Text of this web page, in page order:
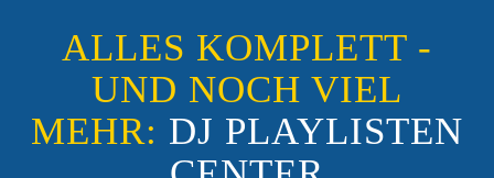
ALLES KOMPLETT -
UND NOCH VIEL
MEHR: DJ PLAYLISTEN